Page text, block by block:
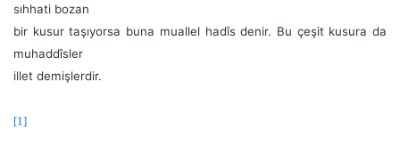
sıhhati bozan
bir kusur taşıyorsa buna muallel hadîs denir. Bu çeşit kusura da
muhaddîsler
illet demişlerdir.
[1]